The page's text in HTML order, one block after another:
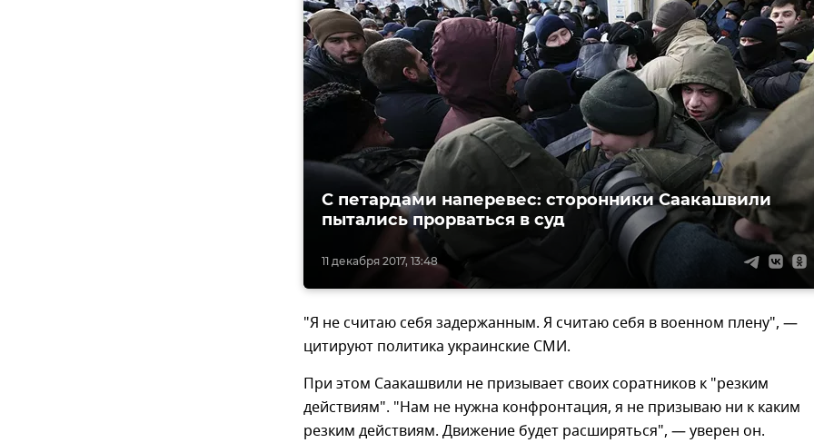
11 декабря 2017, 13:48
С петардами наперевес: сторонники Саакашвили
пытались прорваться в суд
"Я не считаю себя задержанным. Я считаю себя в военном плену", —
цитируют политика украинские СМИ.
При этом Саакашвили не призывает своих соратников к "резким
действиям". "Нам не нужна конфронтация, я не призываю ни к каким
резким действиям. Движение будет расширяться", — уверен он.